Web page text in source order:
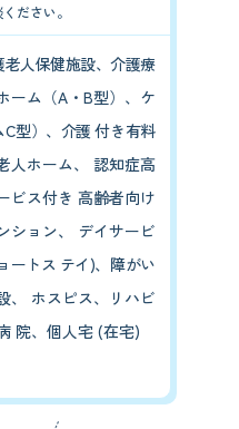
ださい。
人保健施設、介護療
ーム（A・B型）、ケ
型）、介護 付き有料
人ホーム、 認知症高
ビス付き 高齢者向け
ション、 デイサービ
ートス テイ)、障がい
、 ホスピス、リハビ
院、個人宅 (在宅)